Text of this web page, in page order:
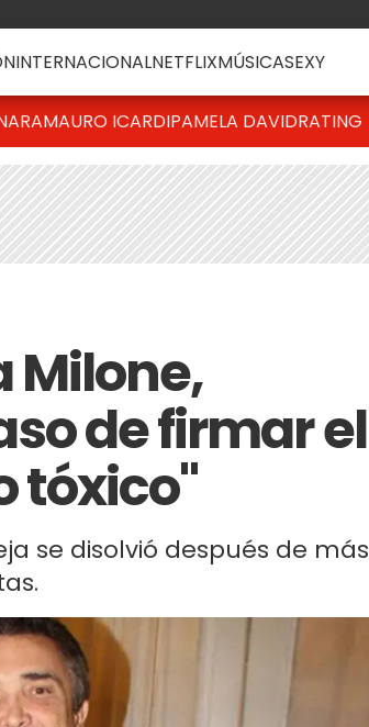
INTERNACIONALNETFLIXMÚSICASEXY
MAURO ICARDIPAMELA DAVIDRATING
Milone,
de firmar el
tóxico"
se disolvió después de más